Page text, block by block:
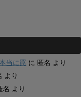
当に罠 に 匿名 より
より
名 より